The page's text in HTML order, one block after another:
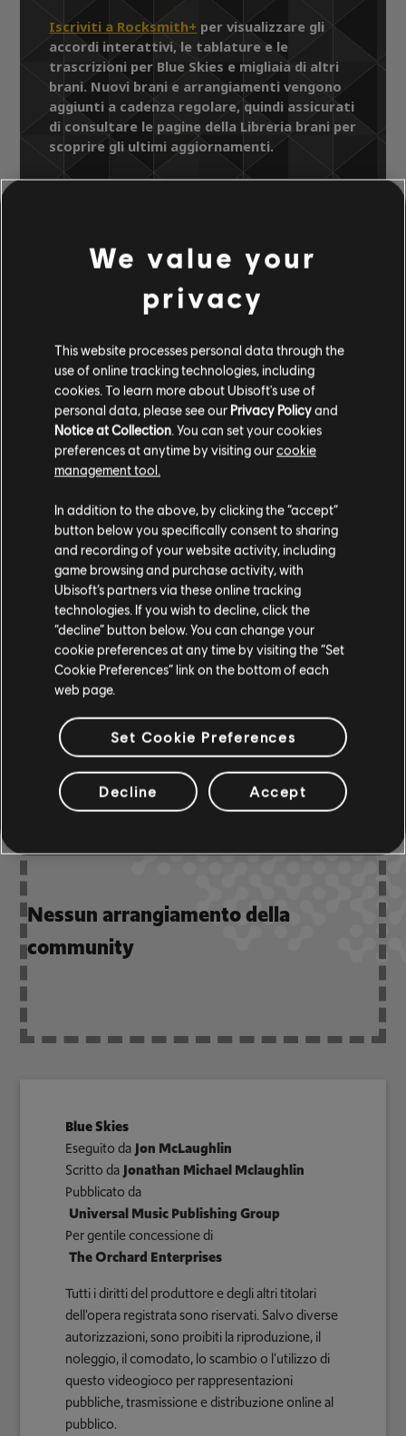
Iscriviti a Rocksmith+ per visualizzare gli
accordi interattivi, le tablature e le
trascrizioni per Blue Skies e migliaia di altri
brani. Nuovi brani e arrangiamenti vengono
aggiunti a cadenza regolare, quindi assicurati
di consultare le pagine della Libreria brani per
scoprire gli ultimi aggiornamenti.
Libreria brani
Artisti A-Z
Jon McLaughlin
The Early Recordings
ARRANGIAMENTI
VERIFICATI
Strumento / Tipo di arr.
Accordi
& ARCHI
Bass Chart
ARRANGIAMENTI
DELLA COMMUNITY
Nessun arrangiamento della
community
Blue Skies
Eseguito daJon McLaughlin
Scritto daJonathan Michael Mclaughlin
Pubblicato da
Universal Music Publishing Group
Per gentile concessione di
The Orchard Enterprises
Tutti i diritti del produttore e degli altri titolari
dell'opera registrata sono riservati. Salvo diverse
autorizzazioni, sono proibiti la riproduzione, il
noleggio, il comodato, lo scambio o l'utilizzo di
questo videogioco per rappresentazioni
pubbliche, trasmissione e distribuzione online al
pubblico.
We value your
privacy
This website processes personal data through the
use of online tracking technologies, including
cookies. To learn more about Ubisoft's use of
personal data, please see our Privacy Policyand
Notice at Collection . You can set your cookies
preferences at anytime by visiting ourcookie
management tool.
In addition to the above, by clicking the “accept”
button below you specifically consent to sharing
and recording of your website activity, including
game browsing and purchase activity, with
Ubisoft’s partners via these online tracking
technologies. If you wish to decline, click the
“decline” button below. You can change your
cookie preferences at any time by visiting the “Set
Cookie Preferences” link on the bottom of each
web page.
Set Cookie Preferences
Decline Accept